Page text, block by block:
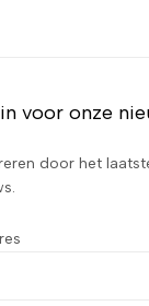
voor onze
door het